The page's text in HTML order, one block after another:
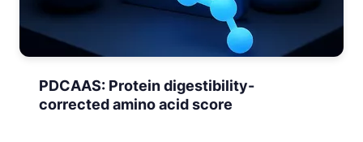
PDCAAS: Protein digestibility-
corrected amino acid score